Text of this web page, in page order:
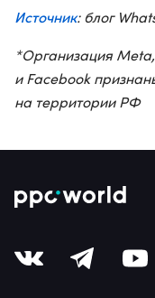
Источник: блог
*Организация
и Facebook
на территории РФ